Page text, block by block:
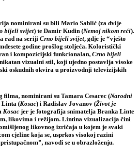
nominirani su bili Mario Sablić (za dvije
bijeli svijet) te Damir Kudin (Nemoj nikom reći).
rad na seriji Crno bijeli svijet, gdje je “vješto
godine prošlog stoljeća. Koloristički
i kompozicijski funkcionalan, Crno bijeli
vizualni stil, koji ujedno postavlja visoke
oskudnih okvira u proizvodnji televizijskih
filma, nominirani su Tamara Cesarec (Narodni
Linta (Kosac) i Radislav Jovanov (Život je
Kosac jer je fotografija snimatelja Branka Linte
likovima i režijom. Lintina vizualizacija čini
likovnog izričaja u kojem je svaki
cjeline koja se, usprkos visokoj razini
navodi se u obrazloženju.